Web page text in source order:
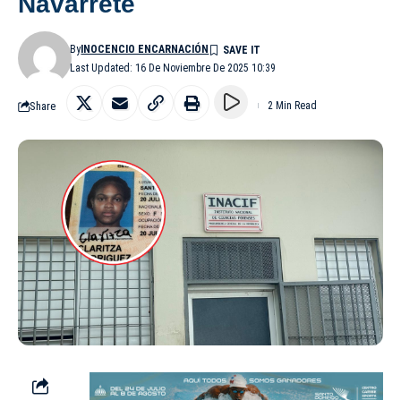
Last Updated: 16 De Noviembre De 2025 10:39
ByINOCENCIO ENCARNACIÓN
Share 2 Min Read